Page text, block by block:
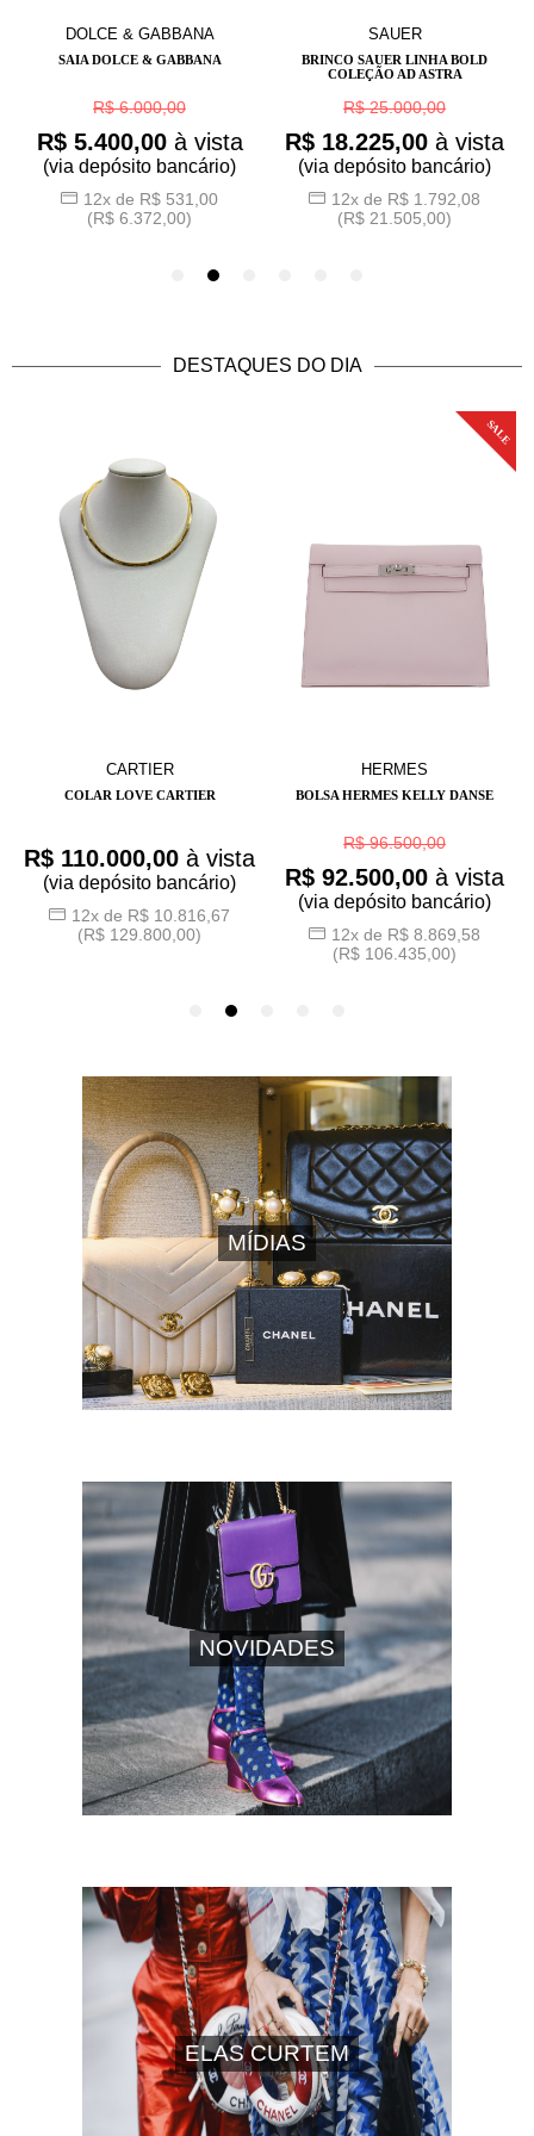
DOLCE & GABBANA
SAIA DOLCE & GABBANA
R$ 6.000,00
R$ 5.400,00à vista
(via depósito bancário)
12x de R$ 531,00
(R$ 6.372,00)
SAUER
BRINCO SAUER LINHA BOLD
COLEÇÃO AD ASTRA
R$ 25.000,00
R$ 18.225,00 à vista
(via depósito bancário)
12x de R$ 1.792,08
(R$ 21.505,00)
DESTAQUES DO DIA
CARTIER
COLAR LOVE CARTIER
R$ 110.000,00 à vista
(via depósito bancário)
12x de R$ 10.816,67
(R$ 129.800,00)
SALE
HERMES
BOLSA HERMES KELLY DANSE
R$ 96.500,00
R$ 92.500,00 à vista
(via depósito bancário)
12x de R$ 8.869,58
(R$ 106.435,00)
MÍDIAS
NOVIDADES
ELAS CURTEM